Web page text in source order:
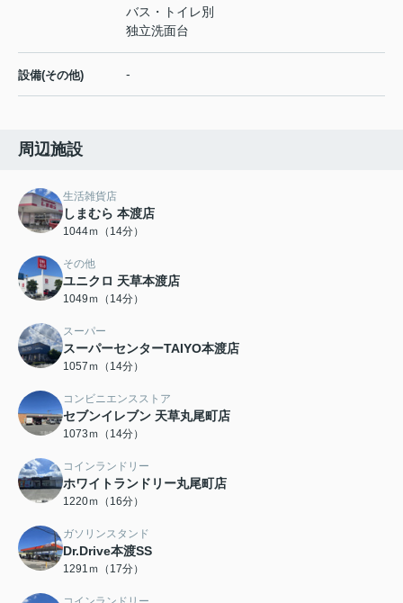
バス・トイレ別
独立洗面台
設備(その他) -
周辺施設
生活雑貨店
しまむら 本渡店
1044ｍ（14分）
その他
ユニクロ 天草本渡店
1049ｍ（14分）
スーパー
スーパーセンターTAIYO本渡店
1057ｍ（14分）
コンビニエンスストア
セブンイレブン 天草丸尾町店
1073ｍ（14分）
コインランドリー
ホワイトランドリー丸尾町店
1220ｍ（16分）
ガソリンスタンド
Dr.Drive本渡SS
1291ｍ（17分）